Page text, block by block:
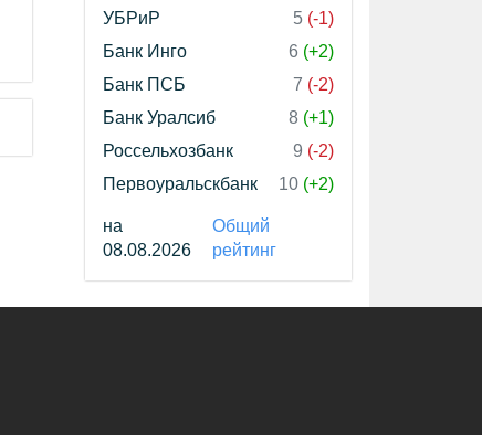
УБРиР
5 (-1)
Банк Инго
6 (+2)
Банк ПСБ
7 (-2)
Банк Уралсиб
8 (+1)
Россельхозбанк
9 (-2)
Первоуральскбанк
10 (+2)
на
08.08.2026
Общий
рейтинг